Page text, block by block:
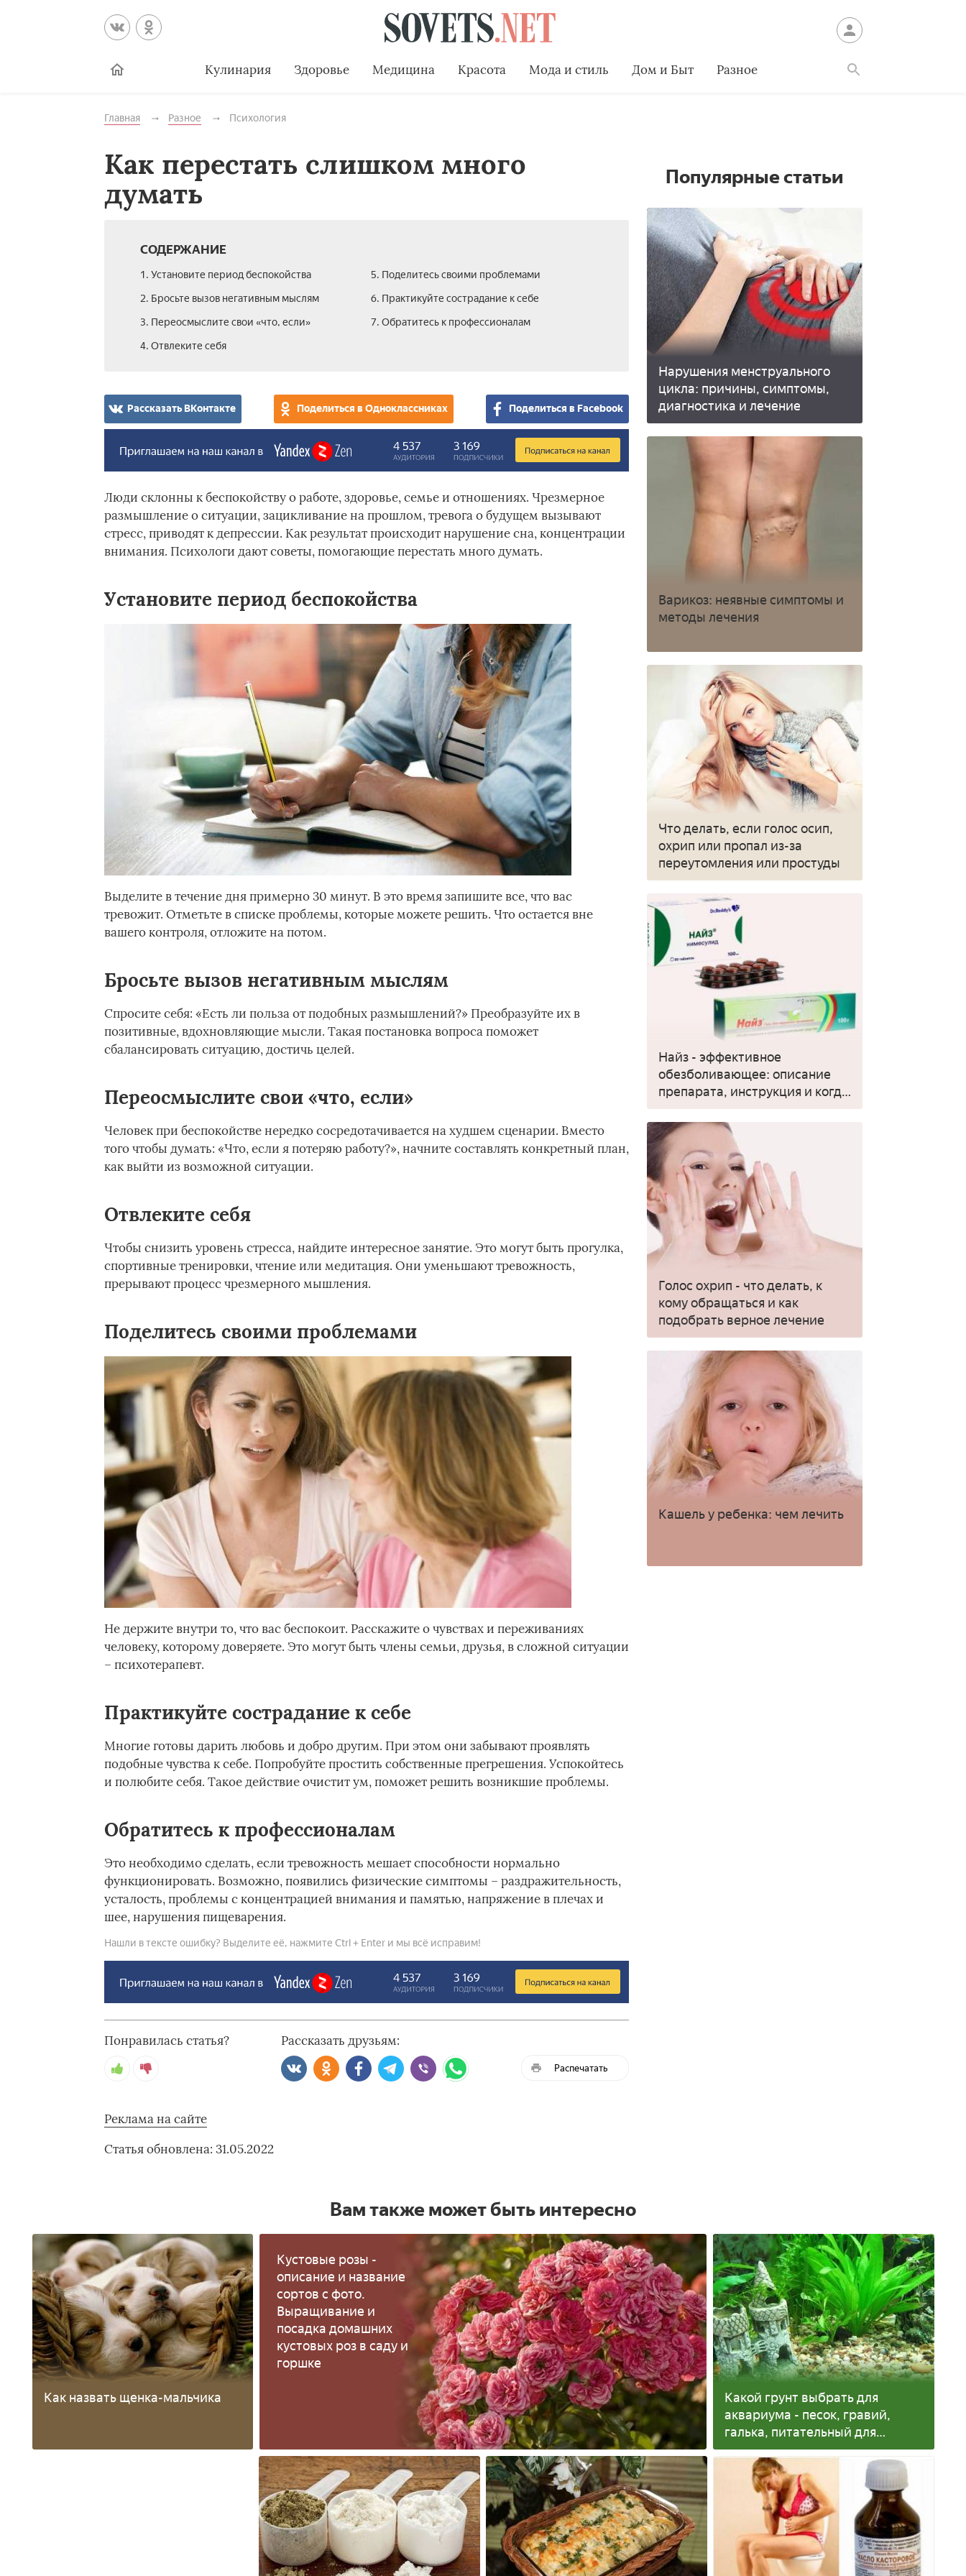
Кулинария Здоровье Медицина Красота Мода и стиль Дом и Быт Разное
Главная Разное Психология
Как перестать слишком много
думать
СОДЕРЖАНИЕ
1. Установите период беспокойства
2. Бросьте вызов негативным мыслям
3. Переосмыслите свои «что, если»
4. Отвлеките себя
5. Поделитесь своими проблемами
6. Практикуйте сострадание к себе
7. Обратитесь к профессионалам
Рассказать ВКонтакте Поделиться в Одноклассниках Поделиться в Facebook
Люди склонны к беспокойству о работе, здоровье, семье и отношениях. Чрезмерное
размышление о ситуации, зацикливание на прошлом, тревога о будущем вызывают
стресс, приводят к депрессии. Как результат происходит нарушение сна, концентрации
внимания. Психологи дают советы, помогающие перестать много думать.
Установите период беспокойства
Выделите в течение дня примерно 30 минут. В это время запишите все, что вас
тревожит. Отметьте в списке проблемы, которые можете решить. Что остается вне
вашего контроля, отложите на потом.
Бросьте вызов негативным мыслям
Спросите себя: «Есть ли польза от подобных размышлений?» Преобразуйте их в
позитивные, вдохновляющие мысли. Такая постановка вопроса поможет
сбалансировать ситуацию, достичь целей.
Переосмыслите свои «что, если»
Человек при беспокойстве нередко сосредотачивается на худшем сценарии. Вместо
того чтобы думать: «Что, если я потеряю работу?», начните составлять конкретный план,
как выйти из возможной ситуации.
Отвлеките себя
Чтобы снизить уровень стресса, найдите интересное занятие. Это могут быть прогулка,
спортивные тренировки, чтение или медитация. Они уменьшают тревожность,
прерывают процесс чрезмерного мышления.
Поделитесь своими проблемами
Не держите внутри то, что вас беспокоит. Расскажите о чувствах и переживаниях
человеку, которому доверяете. Это могут быть члены семьи, друзья, в сложной ситуации
– психотерапевт.
Практикуйте сострадание к себе
Многие готовы дарить любовь и добро другим. При этом они забывают проявлять
подобные чувства к себе. Попробуйте простить собственные прегрешения. Успокойтесь
и полюбите себя. Такое действие очистит ум, поможет решить возникшие проблемы.
Обратитесь к профессионалам
Это необходимо сделать, если тревожность мешает способности нормально
функционировать. Возможно, появились физические симптомы – раздражительность,
усталость, проблемы с концентрацией внимания и памятью, напряжение в плечах и
шее, нарушения пищеварения.
Нашли в тексте ошибку? Выделите её, нажмите Ctrl + Enter и мы всё исправим!
Понравилась статья? Рассказать друзьям:
Распечатать
Реклама на сайте
Статья обновлена: 31.05.2022
Популярные статьи
Нарушения менструального
цикла: причины, симптомы,
диагностика и лечение
Варикоз: неявные симптомы и
методы лечения
Что делать, если голос осип,
охрип или пропал из-за
переутомления или простуды
Найз - эффективное
обезболивающее: описание
препарата, инструкция и когда
применять
Голос охрип - что делать, к
кому обращаться и как
подобрать верное лечение
Кашель у ребенка: чем лечить
Вам также может быть интересно
Как назвать щенка-мальчика
Кустовые розы -
описание и название
сортов с фото.
Выращивание и
посадка домашних
кустовых роз в саду и
горшке
Какой грунт выбрать для
аквариума - песок, гравий,
галька, питательный для
растений или черный с ценами